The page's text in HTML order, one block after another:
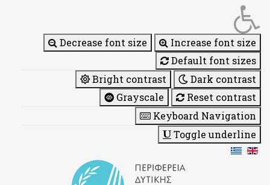
Decrease font size
Increase font size
Default font sizes
Bright contrast
Dark contrast
Grayscale
Reset contrast
Keyboard Navigation
Toggle underline